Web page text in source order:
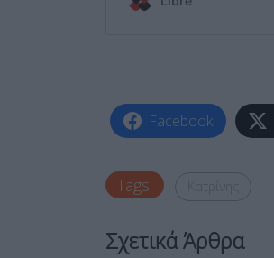
Facebook
Tags:
Σχετικά Άρθρα